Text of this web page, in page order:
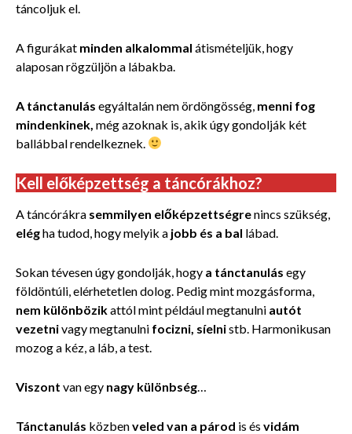
táncoljuk el.
A figurákat minden alkalommal átismételjük, hogy
alaposan rögzüljön a lábakba.
A tánctanulás egyáltalán nem ördöngösség, menni fog
mindenkinek, még azoknak is, akik úgy gondolják két
ballábbal rendelkeznek.
Kell előképzettség a táncórákhoz?
A táncórákra semmilyen előképzettségrenincs szükség,
elégha tudod, hogy melyik a jobb és a bal lábad.
Sokan tévesen úgy gondolják, hogy a tánctanulás egy
földöntúli, elérhetetlen dolog. Pedig mint mozgásforma,
nem különbözikattól mint például megtanulni autót
vezetnivagy megtanulni focizni, síelnistb. Harmonikusan
mozog a kéz, a láb, a test.
Viszont van egy nagy különbség…
Tánctanulás közbenveled van a párod is és vidám